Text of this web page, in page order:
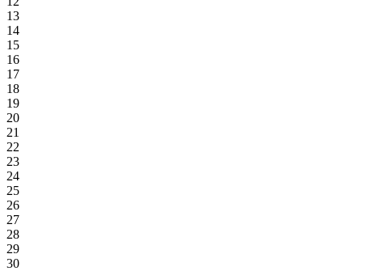
13
14
15
16
17
18
19
20
21
22
23
24
25
26
27
28
29
30